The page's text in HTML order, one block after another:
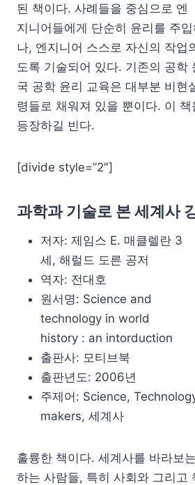
된 책이다. 사례들을 중심으로 엔
지니어들에게 단순히 윤리를 주
나, 엔지니어 스스로 자신의 작업
도록 기술되어 있다. 기존의 공학
국 공학 윤리 교육은 대부분 비현
령들로 채워져 있을 뿐이다. 이
등장하길 빈다.
[divide style=”2″]
과학과 기술로 본 세계사
저자: 제임스 E. 매클렐란 3
세, 해럴드 도른 공저
역자: 전대호
원서명: Science and
technology in world
history : an intorduction
출판사: 모티브북
출판년도: 2006년
주제어: Science,
makers, 세계사
훌륭한 책이다. 세계사를 바라보
하는 사람들, 특히 사회와 그리고